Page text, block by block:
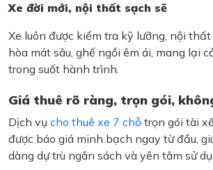
Xe đời mới, nội thất sạch sẽ
Xe luôn được kiểm tra kỹ lưỡng, nội thất
hòa mát sâu, ghế ngồi êm ái, mang lại
trong suốt hành trình.
Giá thuê rõ ràng, trọn gói,
Dịch vụ cho thuê xe 7 chỗ trọn gói tài
được báo giá minh bạch ngay từ đầu,
dàng dự trù ngân sách và yên tâm sử